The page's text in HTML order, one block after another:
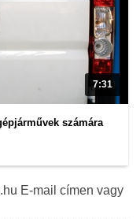
7:31
számára
E-mail címen vagy